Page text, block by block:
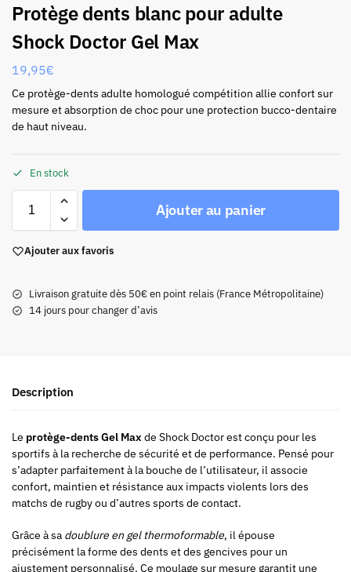
Protège dents blanc pour adulte
Shock Doctor Gel Max
19,95€
Ce protège-dents adulte homologué compétition allie confort sur
mesure et absorption de choc pour une protection bucco-dentaire
de haut niveau.
En stock
Ajouter au panier
Ajouter aux favoris
Livraison gratuite dès 50€ en point relais (France Métropolitaine)
14 jours pour changer d’avis
Description
Le protège-dents Gel Max de Shock Doctor est conçu pour les
sportifs à la recherche de sécurité et de performance. Pensé pour
s’adapter parfaitement à la bouche de l’utilisateur, il associe
confort, maintien et résistance aux impacts violents lors des
matchs de rugby ou d’autres sports de contact.
Grâce à sa doublure en gel thermoformable, il épouse
précisément la forme des dents et des gencives pour un
ajustement personnalisé. Ce moulage sur mesure garantit une